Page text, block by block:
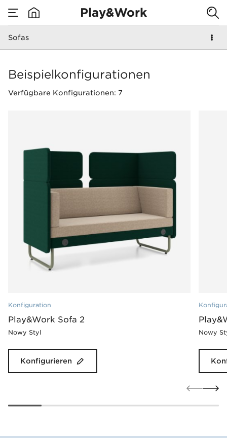
Play&Work
Sofas
Sofas
I like to
Beispielkonfigurationen
Verfügbare Konfigurationen: 7
Konfiguration
Play&Work Sofa 2
Nowy Styl
Konfigurieren
Nowy